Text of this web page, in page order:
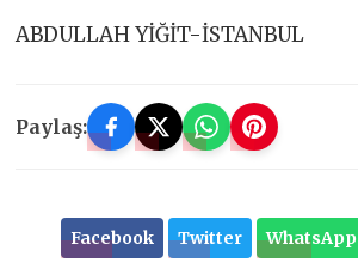
ABDULLAH YİĞİT-İSTANBUL
Paylaş:
Facebook Twitter WhatsApp